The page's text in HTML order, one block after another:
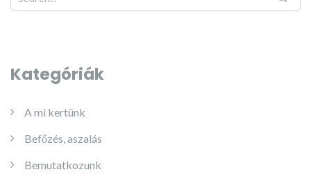
Kategóriák
A mi kertünk
Befőzés, aszalás
Bemutatkozunk